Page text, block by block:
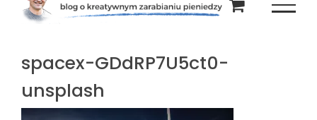
spacex-GDdRP7U5ct0-
unsplash